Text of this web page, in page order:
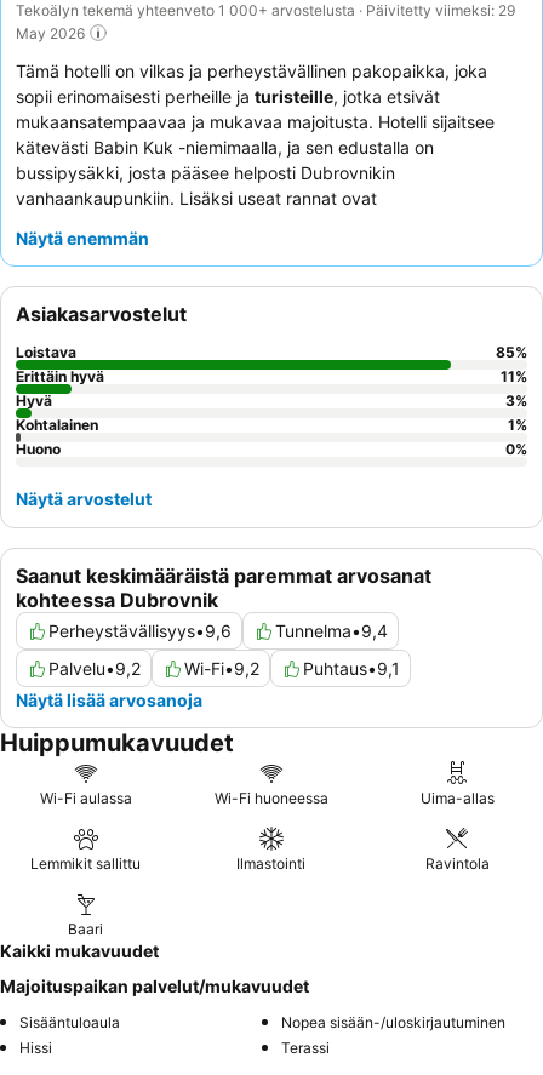
Tekoälyn tekemä yhteenveto 1 000+ arvostelusta · Päivitetty viimeksi: 29
May 2026
Tämä hotelli on vilkas ja perheystävällinen pakopaikka, joka
sopii erinomaisesti perheille ja turisteille, jotka etsivät
mukaansatempaavaa ja mukavaa majoitusta. Hotelli sijaitsee
kätevästi Babin Kuk -niemimaalla, ja sen edustalla on
bussipysäkki, josta pääsee helposti Dubrovnikin
vanhaankaupunkiin. Lisäksi useat rannat ovat
monitasoinen lastenkerho, joka tarjoaa monipuolista toimintaa ja
poikkeuksellisen ystävällistä ja avuliasta henkilökuntaa, ja
aamiaisbuffetsaa korkeat arvosanat laajasta valikoimastaan ja
laadustaan. Jos kaipaat rauhallisempaa kokemusta, harkitse
puutarhaan päin olevan huoneen pyytämistä.
Näytä enemmän
Saanut keskimääräistä paremmat arvosanat
kohteessa Dubrovnik
Perheystävällisyys•9,6 Tunnelma•9,4
Palvelu•9,2 Wi-Fi•9,2 Puhtaus•9,1
Näytä lisää arvosanoja
Asiakasarvostelut
Loistava 85%
Erittäin hyvä
11%
Hyvä
3%
Kohtalainen
1%
Huono
0%
Näytä arvostelut
Huippumukavuudet
Wi-Fi aulassa Wi-Fi huoneessa Uima-allas
Lemmikit sallittu Ilmastointi Ravintola
Baari
Kaikki mukavuudet
Majoituspaikan palvelut/mukavuudet
Sisääntuloaula
Nopea sisään-/uloskirjautuminen
Hissi
Terassi